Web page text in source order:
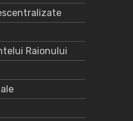
Raionului